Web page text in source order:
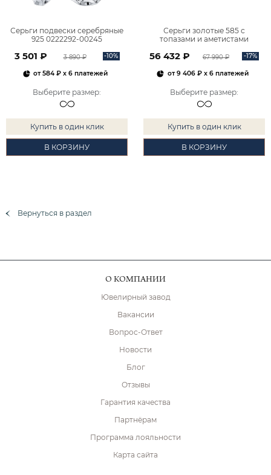
Серьги подвески серебряные
925 0222292-00245
3 501 ₽ 3 890 ₽ -10%
от584 ₽ x 6 платежей
Выберите размер:
Купить в один клик
В КОРЗИНУ
Серьги золотые 585 с
топазами и аметистами
56 432 ₽ 67 990 ₽ -17%
от9 406 ₽x 6 платежей
Выберите размер:
Купить в один клик
В КОРЗИНУ
Вернуться в раздел
О КОМПАНИИ
Ювелирный завод
Вакансии
Вопрос-Ответ
Новости
Блог
Отзывы
Гарантия качества
Партнёрам
Программа лояльности
Карта сайта